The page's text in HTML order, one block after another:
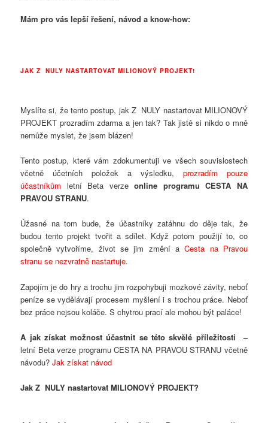
Mám pro vás lepší řešení, návod a know-how:
JAK Z NULY NASTARTOVAT MILIONOVÝ PROJEKT!
Myslíte si, že tento postup, jak Z NULY nastartovat MILIONOVÝ
PROJEKT prozradím zdarma a jen tak? Tak jistě si nikdo o mně
nemůže myslet, že jsem blázen!
Tento postup, které vám zdokumentuji ve všech souvislostech
včetně účetních položek a výsledku, prozradím pouze
účastníkům letní Beta verzeonline programu CESTA NA
PRAVOU STRANU.
Úžasné na tom bude, že účastníky zatáhnu do děje tak, že
budou tento projekt tvořit a sdílet. Když potom použijí to, co
společně vytvoříme, život se jim změní aCesta na Pravou
stranu se nezvratně nastartuje.
Zapojím je do hry a trochu jim rozpohybuji mozkové závity, neboť
peníze se vydělávají procesem myšlení i s trochou práce. Neboť
bez práce nejsou koláče. S chytrou prací ale mohou být paláce!
A jak získat možnost účastnit se této skvělé příležitosti –
letní Beta verze programu CESTA NA PRAVOU STRANU včetně
návodu?Jak získat návod
Jak Z NULY nastartovat MILIONOVÝ PROJEKT?